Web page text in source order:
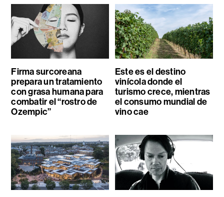
Firma surcoreana
prepara un tratamiento
con grasa humana para
combatir el “rostro de
Ozempic”
Este es el destino
vinícola donde el
turismo crece, mientras
el consumo mundial de
vino cae